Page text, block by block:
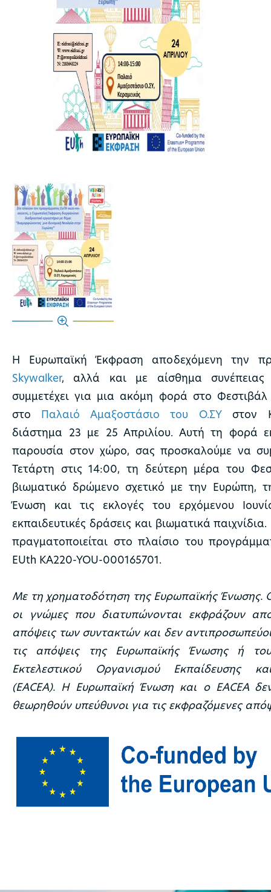
Η Ευρωπαϊκή Έκφραση αποδεχόμενη την
Skywalker, αλλά και με αίσθημα συνέπειας
συμμετέχει για μια ακόμη φορά στο Φεστιβάλ
στο Παλαιό Αμαξοστάσιο του Ο.ΣΥστον
διάστημα 23 με 25 Απριλίου. Αυτή τη φορά
παρουσία στον χώρο, σας προσκαλούμε να
Τετάρτη στις 14:00, τη δεύτερη μέρα του
βιωματικό δρώμενο σχετικό με την Ευρώπη,
Ένωση και τις εκλογές του ερχόμενου
εκπαιδευτικές δράσεις και βιωματικά
πραγματοποιείται στο πλαίσιο του
EUth KA220-YOU-000165701.
Με τη χρηματοδότηση της Ευρωπαϊκής Ένωσης.
οι γνώμες που διατυπώνονται εκφράζουν
απόψεις των συντακτών και δεν
τις απόψεις της Ευρωπαϊκής Ένωσης ή
Εκτελεστικού Οργανισμού Εκπαίδευσης
(EACEA). Η Ευρωπαϊκή Ένωση και ο EACEA
θεωρηθούν υπεύθυνοι για τις εκφραζόμενες